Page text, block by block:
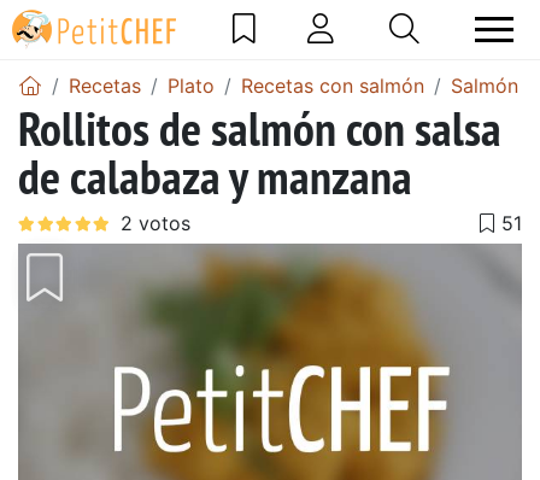
Recetas Plato Recetas con salmón Salmón
Rollitos de salmón con salsa
de calabaza y manzana